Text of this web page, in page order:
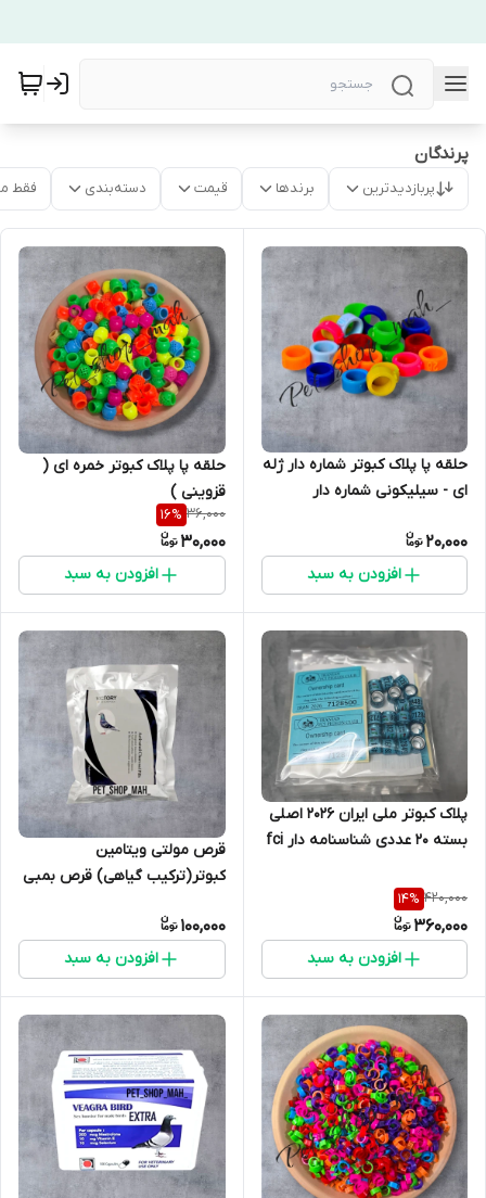
پرندگان
پربازدیدترین برندها قیمت دسته‌بندی فقط
حلقه پا پلاک کبوتر شماره دار ژله
ای - سیلیکونی شماره دار
20,000
افزودن به سبد
حلقه پا پلاک کبوتر خمره ای (
قزوینی )
36,000
16%
30,000
افزودن به سبد
پلاک کبوتر ملی ایران 2026 اصلی
بسته 20 عددی شناسنامه دار fci
420,000
14%
360,000
افزودن به سبد
قرص مولتی ویتامین
کبوتر(ترکیب گیاهی) قرص بمبی
پرنده کمک ب رشد جوجه ها
بسیار قوی
100,000
افزودن به سبد